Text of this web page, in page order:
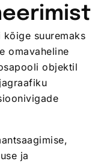
suuremaks
omavaheline
objektil
ja